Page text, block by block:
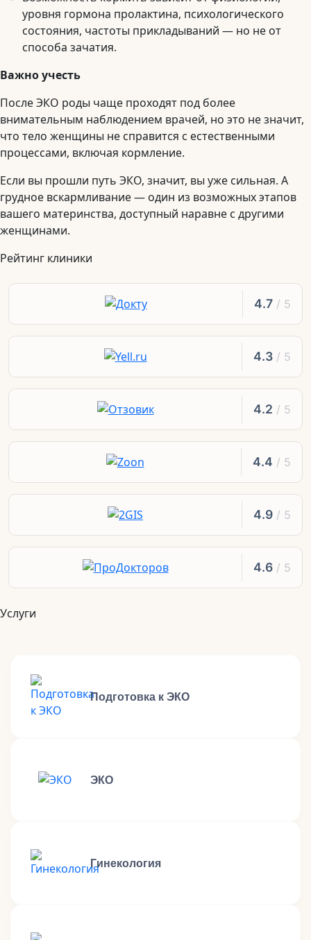
уровня гормона пролактина, психологического
состояния, частоты прикладываний — но не от
способа зачатия.
Важно учесть
После ЭКО роды чаще проходят под более
внимательным наблюдением врачей, но это не значит,
что тело женщины не справится с естественными
процессами, включая кормление.
Если вы прошли путь ЭКО, значит, вы уже сильная. А
грудное вскармливание — один из возможных этапов
вашего материнства, доступный наравне с другими
женщинами.
Рейтинг клиники
4.7 / 5
4.3 / 5
4.2 / 5
4.4 / 5
4.9 / 5
4.6 / 5
Услуги
Подготовка к ЭКО
ЭКО
Гинекология